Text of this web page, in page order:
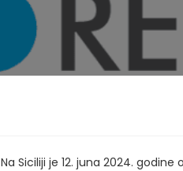
Na Siciliji je 12. juna 2024.